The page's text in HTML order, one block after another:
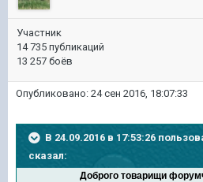
Участник
14 735 публикаций
13 257 боёв
Опубликовано: 24 сен 2016, 18:07:33
В 24.09.2016 в 17:53:26
сказал:
Доброго товарищи